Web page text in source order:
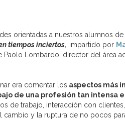
orientadas a nuestros alumnos
tiempos inciertos, impartido por
Lombardo, director del área
era comentar los aspectos más
de una profesión tan intensa
de trabajo, interacción con
cambio y la ruptura de no pocos